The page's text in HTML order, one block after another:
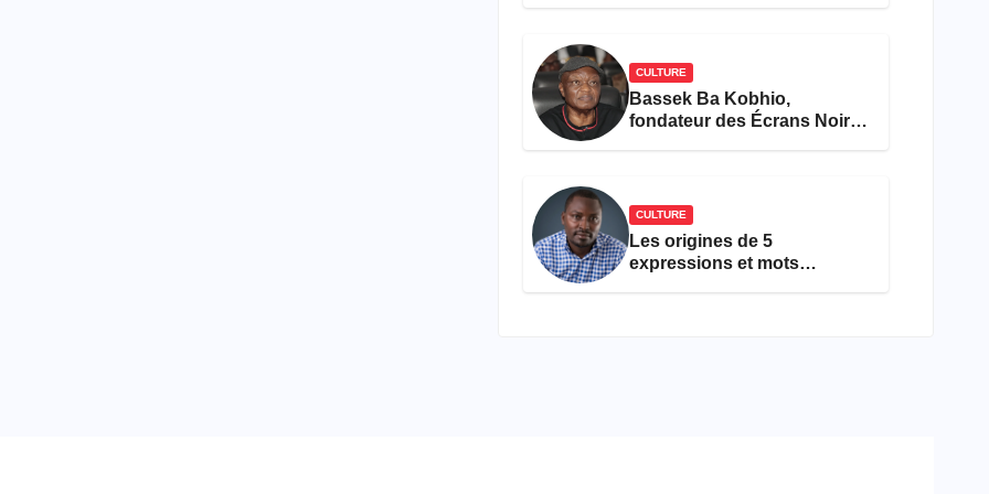
CULTURE
Bassek Ba Kobhio,
fondateur des Écrans Noirs,
CULTURE
Les origines de 5
expressions et mots